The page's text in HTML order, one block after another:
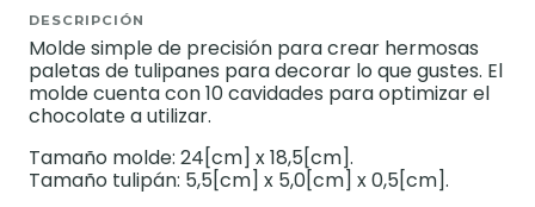
DESCRIPCIÓN
Molde simple de precisión para crear hermosas
paletas de tulipanes para decorar lo que gustes. El
molde cuenta con 10 cavidades para optimizar el
chocolate a utilizar.
Tamaño molde: 24[cm] x 18,5[cm].
Tamaño tulipán: 5,5[cm] x 5,0[cm] x 0,5[cm].